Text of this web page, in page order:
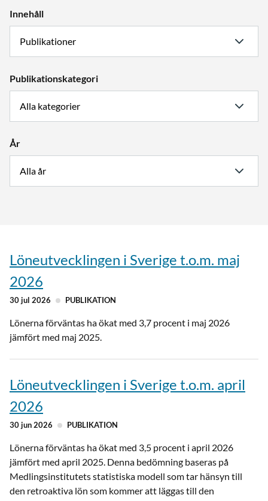
Innehåll
Publikationskategori
År
Löneutvecklingen i Sverige t.o.m. maj
2026
30 jul 2026 PUBLIKATION
Lönerna förväntas ha ökat med 3,7 procent i maj 2026
jämfört med maj 2025.
Löneutvecklingen i Sverige t.o.m. april
2026
30 jun 2026 PUBLIKATION
Lönerna förväntas ha ökat med 3,5 procent i april 2026
jämfört med april 2025. Denna bedömning baseras på
Medlingsinstitutets statistiska modell som tar hänsyn till
den retroaktiva lön som kommer att läggas till den